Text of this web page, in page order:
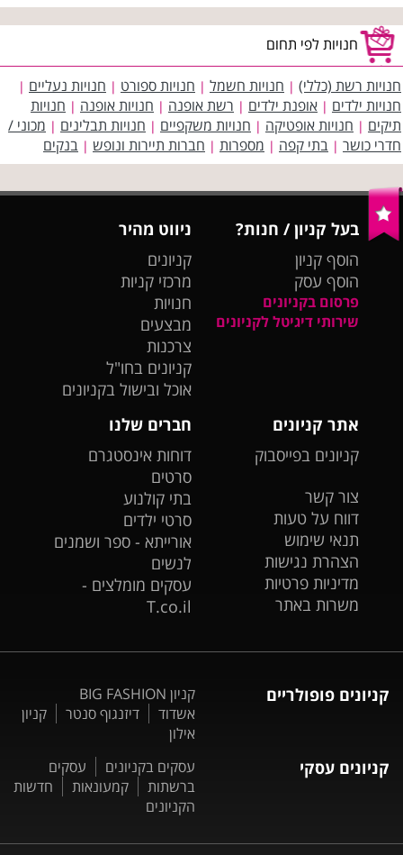
חנויות לפי תחום
חנויות רשת (כללי) | חנויות חשמל | חנויות ספורט | חנויות נעליים |
חנויות ילדים | אופנת ילדים | רשת אופנה | חנויות אופנה | חנויות
תיקים | חנויות אופטיקה | חנויות משקפיים | חנויות תבלינים | מכוני /
חדרי כושר | בתי קפה | מספרות | חברות תיירות ונופש | בנקים
בעל קניון / חנות?
הוסף קניון
הוסף עסק
פרסום בקניונים
שירותי דיגיטל לקניונים
ניווט מהיר
קניונים
מרכזי קניות
חנויות
מבצעים
צרכנות
קניונים בחו"ל
אוכל ובישול בקניונים
אתר קניונים
קניונים בפייסבוק
צור קשר
דווח על טעות
תנאי שימוש
הצהרת נגישות
מדיניות פרטיות
משרות באתר
חברים שלנו
דוחות אינסטגרם
סרטים
בתי קולנוע
סרטי ילדים
אורייתא - ספר ושמנים
לנשים
עסקים מומלצים -
T.co.il
קניונים פופולריים
קניון BIG FASHION
אשדוד
דיזנגוף סנטר
קניון
אילון
קניונים עסקי עסקים בקניונים
עסקים
ברשתות
קמעונאות
חדשות
הקניונים